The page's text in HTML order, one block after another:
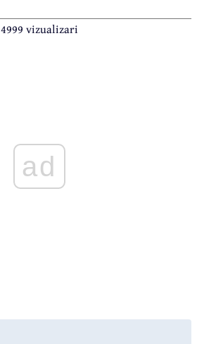
4999 vizualizari
ad